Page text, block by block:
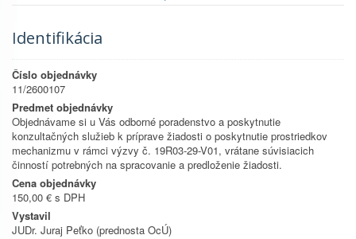
Identifikácia
Číslo objednávky
11/2600107
Predmet objednávky
Objednávame si u Vás odborné poradenstvo a poskytnutie
konzultačných služieb k príprave žiadosti o poskytnutie prostriedkov
mechanizmu v rámci výzvy č. 19R03-29-V01, vrátane súvisiacich
činností potrebných na spracovanie a predloženie žiadosti.
Cena objednávky
150,00 € s DPH
Vystavil
JUDr. Juraj Peťko (prednosta OcÚ)